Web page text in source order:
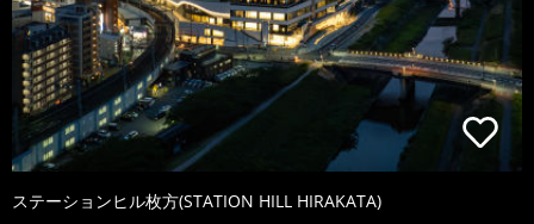
ステーションヒル枚方(STATION HILL HIRAKATA)